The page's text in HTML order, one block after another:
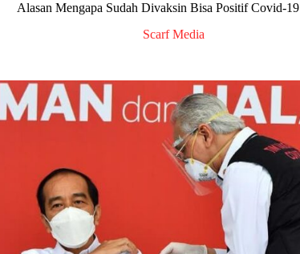
Alasan Mengapa Sudah Divaksin Bisa Positif Covid-19
Scarf Media